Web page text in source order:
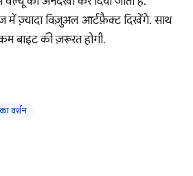
में ज़्यादा विज़ुअल आर्टफ़ैक्ट दिखेंगे. साथ
बाइट की ज़रूरत होगी.
वर्शन